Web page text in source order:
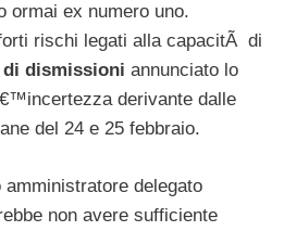
ex numero uno.
rischi legati alla capacitÃ di
di dismissioni annunciato lo
derivante dalle
del 24 e 25 febbraio.
delegato
non avere sufficiente